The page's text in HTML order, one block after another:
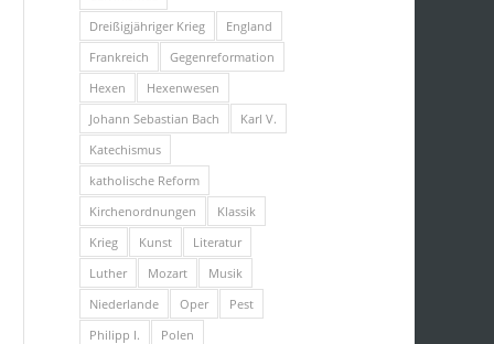
Dreißigjähriger Krieg
England
Frankreich
Gegenreformation
Hexen
Hexenwesen
Johann Sebastian Bach
Karl V.
Katechismus
katholische Reform
Kirchenordnungen
Klassik
Krieg
Kunst
Literatur
Luther
Mozart
Musik
Niederlande
Oper
Pest
Philipp I.
Polen